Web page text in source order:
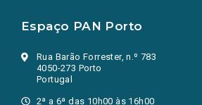
Espaço PAN Porto
Rua Barão Forrester, n.º 783
4050-273 Porto
Portugal
2ª a 6ª das 10h00 às 16h00